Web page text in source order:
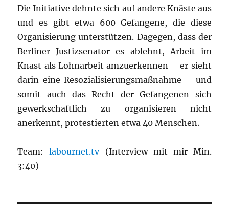
Die Initiative dehnte sich auf andere Knäste aus
und es gibt etwa 600 Gefangene, die diese
Organisierung unterstützen. Dagegen, dass der
Berliner Justizsenator es ablehnt, Arbeit im
Knast als Lohnarbeit amzuerkennen – er sieht
darin eine Resozialisierungsmaßnahme – und
somit auch das Recht der Gefangenen sich
gewerkschaftlich zu organisieren nicht
anerkennt, protestierten etwa 40 Menschen.
Team:labournet.tv(Interview mit mir Min.
3:40)